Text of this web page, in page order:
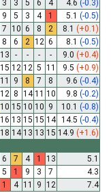
3 3 5 6 4 4.6 (-0.3)
9 5 3 4 1 5.1 (-0.5)
7 10 6 8 2 8.1 (+0.1)
8 6 2 12 6 8.1 (-0.5)
13 - - - - 9.0 (+0.4)
15 12 12 5 11 9.5 (+0.9)
11 9 8 7 8 9.6 (-0.4)
12 8 14 11 10 9.8 (-0.2)
10 15 10 10 9 10.1 (-0.8)
16 13 15 15 14 14.5 (-0.4)
18 14 13 13 15 14.9 (+1.6)
6 7 4 1 13
5.1
5 1 9 3 7
4.3
1 4 11 9 12 7.4